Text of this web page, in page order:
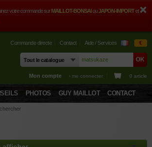
votre commande surMAILLOT-BONSAIouJAPON-IMPORTet
Commande directe Contact Aide / Services €
Mon compte › me connecter 0 article
PHOTOS GUY MAILLOT CONTACT